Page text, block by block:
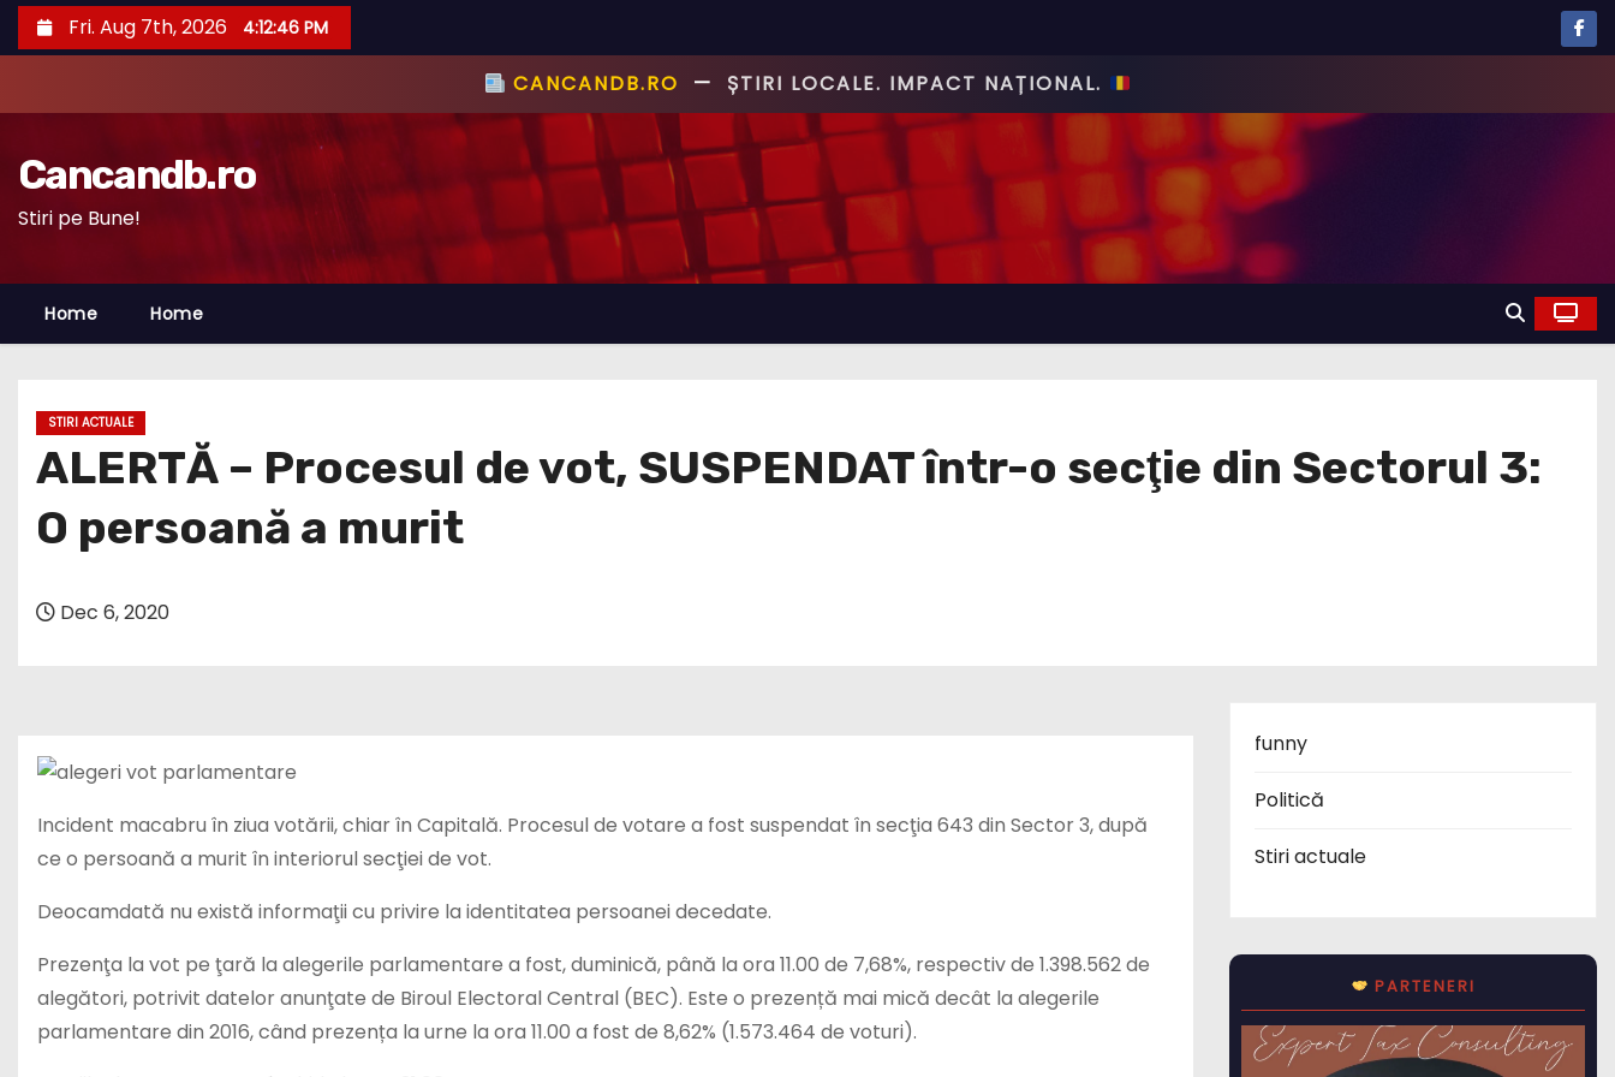
k
p
n
e
Fri. Aug 7th, 2026 4:12:47 PM
CANCANDB.RO —ȘTIRI PE BUNE!
Cancandb.ro
Stiri pe Bune!
Home Home
STIRI ACTUALE
ALERTĂ – Procesul de vot, SUSPENDAT într-o secţie din Sectorul 3:
O persoană a murit
Dec 6, 2020
Incident macabru în ziua votării, chiar în Capitală. Procesul de votare a fost suspendat în secţia 643 din Sector 3, după
ce o persoană a murit în interiorul secţiei de vot.
Deocamdată nu există informaţii cu privire la identitatea persoanei decedate.
Prezenţa la vot pe ţară la alegerile parlamentare a fost, duminică, până la ora 11.00 de 7,68%, respectiv de 1.398.562 de
alegători, potrivit datelor anunţate de Biroul Electoral Central (BEC). Este o prezență mai mică decât la alegerile
parlamentare din 2016, când prezența la urne la ora 11.00 a fost de 8,62% (1.573.464 de voturi).
funny
Politică
Stiri actuale
PARTENERI